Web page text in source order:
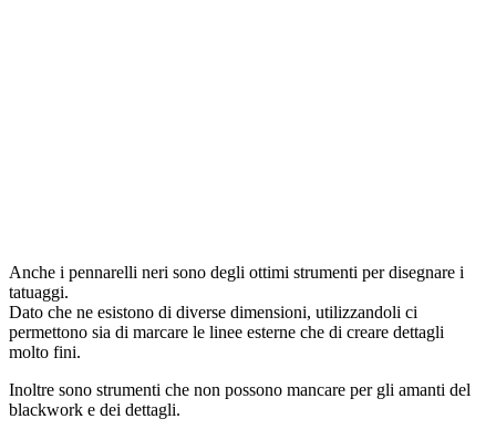
Anche i pennarelli neri sono degli ottimi strumenti per disegnare i
tatuaggi.
Dato che ne esistono di diverse dimensioni, utilizzandoli ci
permettono sia di marcare le linee esterne che di creare dettagli
molto fini.
Inoltre sono strumenti che non possono mancare per gli amanti del
blackwork e dei dettagli.